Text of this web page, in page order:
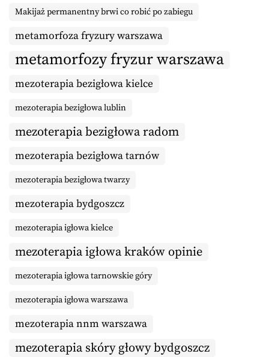
Makijaż permanentny brwi co robić po zabiegu
metamorfoza fryzury warszawa
metamorfozy fryzur warszawa
mezoterapia bezigłowa kielce
mezoterapia bezigłowa lublin
mezoterapia bezigłowa radom
mezoterapia bezigłowa tarnów
mezoterapia bezigłowa twarzy
mezoterapia bydgoszcz
mezoterapia igłowa kielce
mezoterapia igłowa kraków opinie
mezoterapia igłowa tarnowskie góry
mezoterapia igłowa warszawa
mezoterapia nnm warszawa
mezoterapia skóry głowy bydgoszcz